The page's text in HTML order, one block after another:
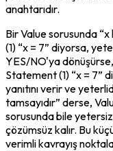
anahtarıdır.
Bir Value sorusunda
(1) “x = 7” diyorsa,
YES/NO'ya
Statement (1) “x = 7”
yanıtını verir ve
tamsayıdır” derse,
sorusunda bile
çözümsüz kalır. Bu
verimli kavrayış